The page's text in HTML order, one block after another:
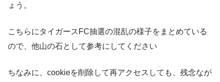
ょう。
こちらにタイガースFC抽選の混乱の様子をまとめている
ので、他山の石として参考にしてください
ちなみに、cookieを削除して再アクセスしても、残念なが